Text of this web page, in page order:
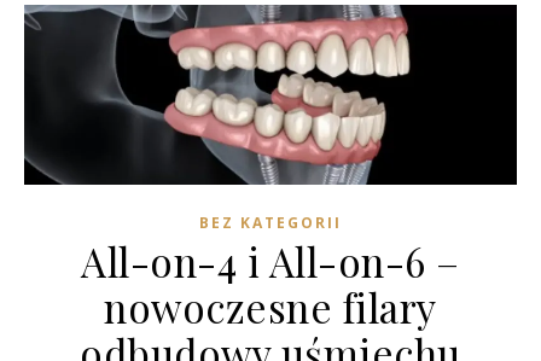
BEZ KATEGORII
All-on-4 i All-on-6 –
nowoczesne filary